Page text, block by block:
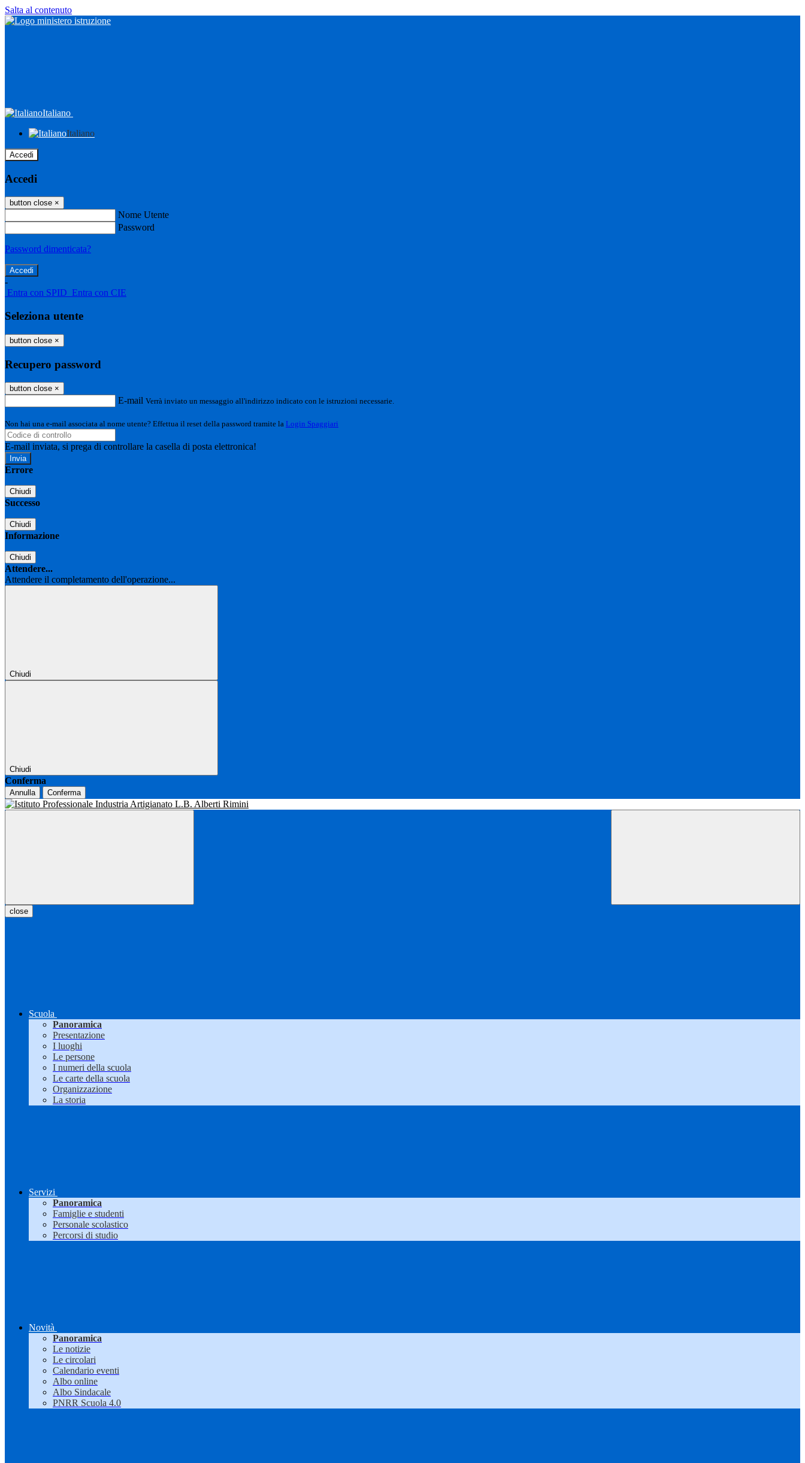
Salta al contenuto
Italiano
Italiano
Accedi
Accedi
button close ×
Nome Utente
Password
Password dimenticata?
-
Entra con SPID Entra con CIE
Seleziona utente
button close ×
Recupero password
button close ×
E-mail Verrà inviato un messaggio all'indirizzo indicato con le istruzioni necessarie.
Non hai una e-mail associata al nome utente? Effettua il reset della password tramite la Login Spaggiari
E-mail inviata, si prega di controllare la casella di posta elettronica!
Errore
Chiudi
Successo
Chiudi
Informazione
Chiudi
Attendere...
Attendere il completamento dell'operazione...
Chiudi
Chiudi
Conferma
Annulla Conferma
close
Scuola
Panoramica
Presentazione
I luoghi
Le persone
I numeri della scuola
Le carte della scuola
Organizzazione
La storia
Servizi
Panoramica
Famiglie e studenti
Personale scolastico
Percorsi di studio
Novità
Panoramica
Le notizie
Le circolari
Calendario eventi
Albo online
Albo Sindacale
PNRR Scuola 4.0